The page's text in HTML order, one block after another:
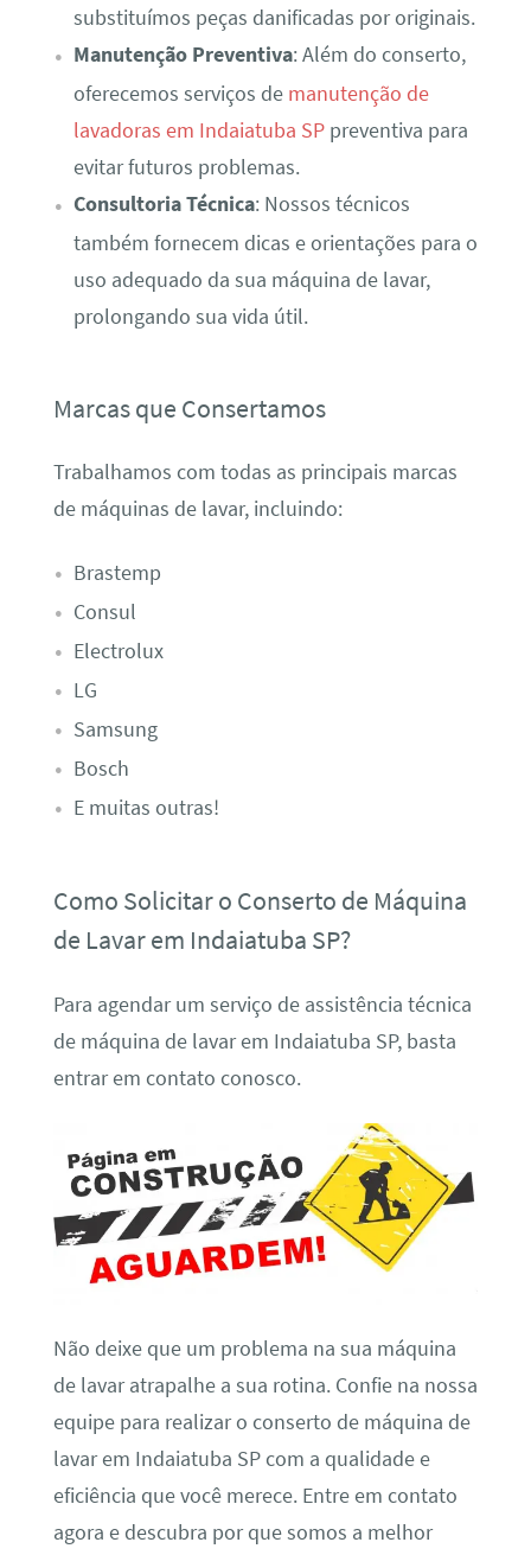
substituímos peças danificadas por originais.
Manutenção Preventiva: Além do conserto,
oferecemos serviços de manutenção de
lavadoras em Indaiatuba SPpreventiva para
evitar futuros problemas.
Consultoria Técnica: Nossos técnicos
também fornecem dicas e orientações para o
uso adequado da sua máquina de lavar,
prolongando sua vida útil.
Marcas que Consertamos
Trabalhamos com todas as principais marcas
de máquinas de lavar, incluindo:
Brastemp
Consul
Electrolux
LG
Samsung
Bosch
E muitas outras!
Como Solicitar o Conserto de Máquina
de Lavar em Indaiatuba SP?
Para agendar um serviço de assistência técnica
de máquina de lavar em Indaiatuba SP, basta
entrar em contato conosco.
Não deixe que um problema na sua máquina
de lavar atrapalhe a sua rotina. Confie na nossa
equipe para realizar o conserto de máquina de
lavar em Indaiatuba SP com a qualidade e
eficiência que você merece. Entre em contato
agora e descubra por que somos a melhor